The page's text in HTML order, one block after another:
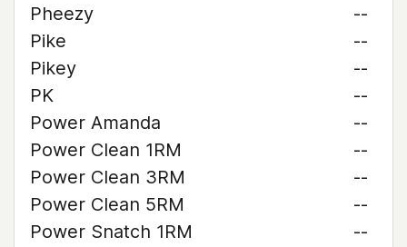
Pheezy
--
Pike
--
Pikey
--
PK
--
Power Amanda
--
Power Clean 1RM
--
Power Clean 3RM
--
Power Clean 5RM
--
Power Snatch 1RM
--